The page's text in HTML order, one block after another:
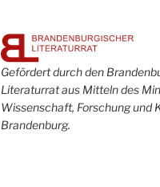
Gefördert durch den
Literaturrat aus Mitteln des
Wissenschaft, Forschung und
Brandenburg.